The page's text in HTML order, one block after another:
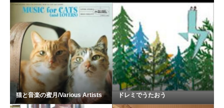
猫と音楽の蜜月/Various Artists ドレミでうたおう